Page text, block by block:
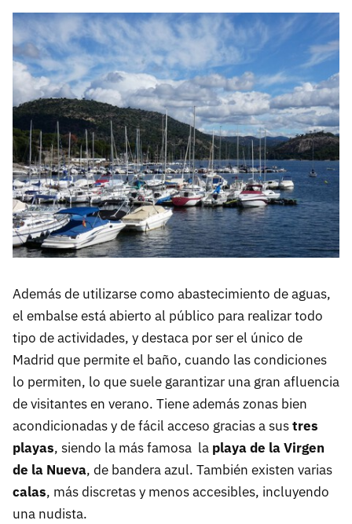
Además de utilizarse como abastecimiento de aguas,
el embalse está abierto al público para realizar todo
tipo de actividades, y destaca por ser el único de
Madrid que permite el baño, cuando las condiciones
lo permiten, lo que suele garantizar una gran afluencia
de visitantes en verano. Tiene además zonas bien
acondicionadas y de fácil acceso gracias a sustres
playas, siendo la más famosa la playa de la Virgen
de la Nueva, de bandera azul. También existen varias
calas, más discretas y menos accesibles, incluyendo
una nudista.